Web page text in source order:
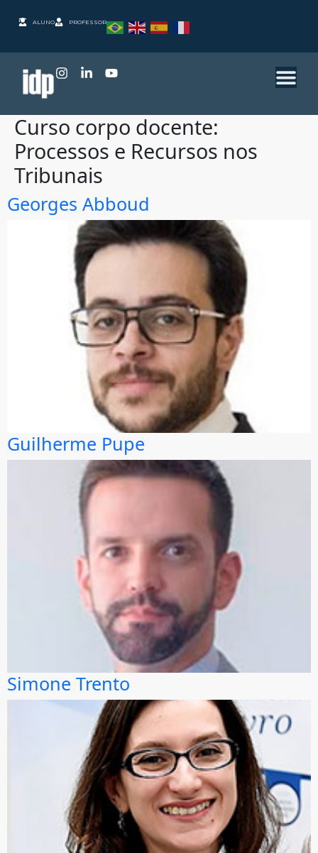
ALUNO PROFESSOR
Curso corpo docente:
Processos e Recursos nos
Tribunais
Georges Abboud
Guilherme Pupe
Simone Trento